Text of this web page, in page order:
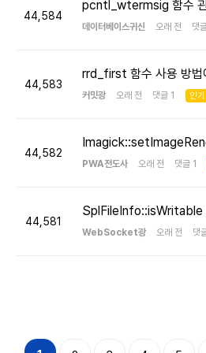
44,584
pcntl_wtermsig 함수
데이터베이스귀신 오래 전 댓
44,583
rrd_first 함수 사용 방법
커밋광 오래 전 댓글 1 인기
44,582
PWA전도사 오래 전 댓글 1
44,581
SplFileInfo::isWritable
WebSocket광 오래 전 댓